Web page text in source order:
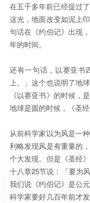
在五千多年前已经提过
这光，地面改变如泥上
句话在《约伯记》出现
年的时间。
还有一句话，以赛亚书
上。」这个也说明了地
《以赛亚书》的时候，
地球是圆的时候，《圣经
从前科学家以为风是一
利略发现风是有重量的
个大发现。但是《圣经
十八章25节说：「要为
我们说《约伯记》是公
科学家要好几百年前才